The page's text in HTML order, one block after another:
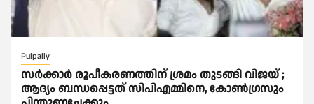
Pulpally
സര്‍ക്കാര്‍ രൂപീകരണത്തിന് ശ്രമം തുടങ്ങി വിജയ് ;
ആദ്യം ബന്ധപ്പെട്ടത് സിപിഎമ്മിനെ, കോണ്‍ഗ്രസും